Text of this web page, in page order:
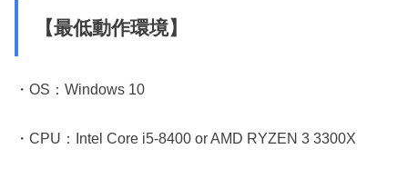
【最低動作環境】
・OS：Windows 10
・CPU：Intel Core i5-8400 or AMD RYZEN 3 3300X